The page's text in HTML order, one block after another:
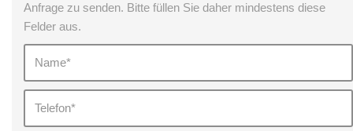
Anfrage zu senden. Bitte füllen Sie daher mindestens diese
Felder aus.